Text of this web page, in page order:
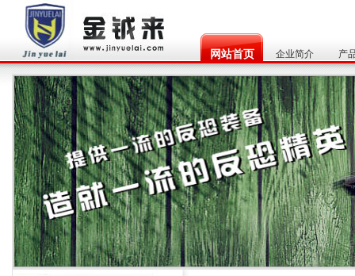
网站首页 企业简介 产